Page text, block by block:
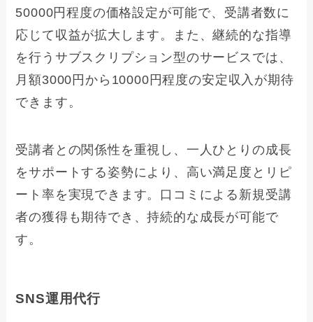
50000円程度の価格設定が可能で、受講者数に
応じて収益が拡大します。また、継続的な指導
を行うサブスクリプション型のサービスでは、
月額3000円から10000円程度の安定収入が期待
できます。
受講者との関係性を重視し、一人ひとりの成長
をサポートする姿勢により、高い満足度とリピ
ート率を実現できます。口コミによる新規受講
者の獲得も期待でき、持続的な成長が可能で
す。
SNS運用代行